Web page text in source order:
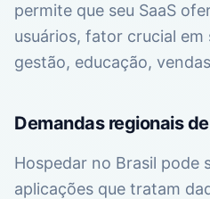
permite que seu SaaS
usuários, fator crucial
gestão, educação,
Demandas regionais
Hospedar no Brasil pode
aplicações que tratam